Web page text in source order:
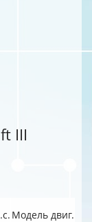
III
Модель двиг.